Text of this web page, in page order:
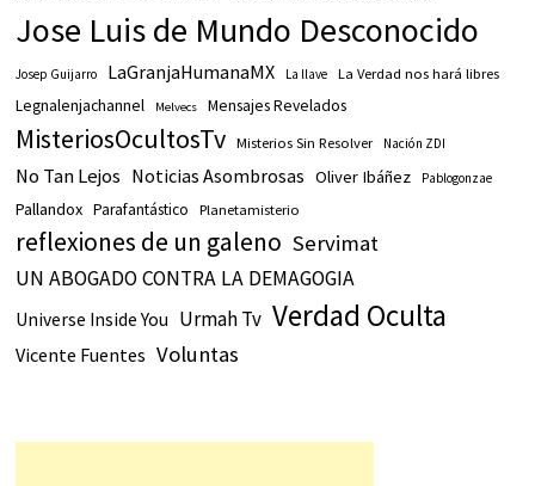
Jose Luis de Mundo Desconocido
Josep Guijarro LaGranjaHumanaMX La llave La Verdad nos hará libres
Legnalenjachannel Melvecs Mensajes Revelados
MisteriosOcultosTv Misterios Sin Resolver Nación ZDI
No Tan Lejos Noticias Asombrosas Oliver Ibáñez Pablogonzae
Pallandox Parafantástico Planetamisterio
reflexiones de un galeno Servimat
UN ABOGADO CONTRA LA DEMAGOGIA
Universe Inside You Urmah Tv Verdad Oculta
Vicente Fuentes Voluntas